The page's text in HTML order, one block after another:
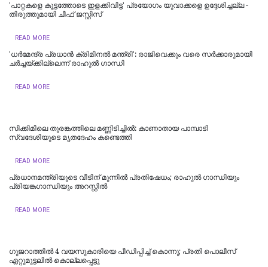
'പാറ്റകളെ കൂട്ടത്തോടെ ഇളക്കിവിട്ട' പ്രയോഗം യുവാക്കളെ ഉദ്ദേശിച്ചല്ല -
തിരുത്തുമായി ചീഫ് ജസ്റ്റിസ്
READ MORE
'ധര്‍മേന്ദ്ര പ്രധാന്‍ ക്രിമിനല്‍ മന്ത്രി': രാജിവെക്കും വരെ സർക്കാരുമായി
ചർച്ചയ്ക്കില്ലെന്ന് രാഹുൽ ഗാന്ധി
READ MORE
സിക്കിമിലെ തുരങ്കത്തിലെ മണ്ണിടിച്ചില്‍: കാണാതായ പാമ്പാടി
സ്വദേശിയുടെ മൃതദേഹം കണ്ടെത്തി
READ MORE
പ്രധാനമന്ത്രിയുടെ വീടിന് മുന്നിൽ പ്രതിഷേധം; രാഹുൽ ​ഗാന്ധിയും
പ്രിയങ്ക​ഗാന്ധിയും അറസ്റ്റിൽ
READ MORE
ഗുജറാത്തിൽ 4 വയസുകാരിയെ പീഡിപ്പിച്ച് കൊന്നു; പ്രതി പൊലീസ്
ഏറ്റുമുട്ടലിൽ കൊല്ലപ്പെട്ടു